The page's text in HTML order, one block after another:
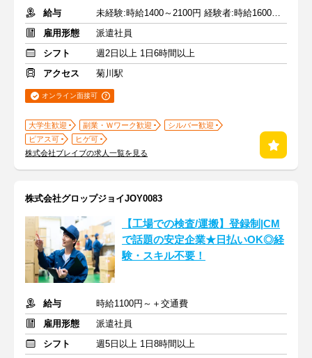
給与
未経験:時給1400～2100円 経験者:時給1600～2400円+交通費全額
雇用形態
派遣社員
シフト
週2日以上 1日6時間以上
アクセス
菊川駅
オンライン面接可
大学生歓迎 副業・Ｗワーク歓迎
シルバー歓迎
ピアス可
ヒゲ可
株式会社ブレイブの求人一覧を見る
株式会社グロップジョイJOY0083
【工場での検査/運搬】登録制|CM
で話題の安定企業★日払いOK◎経
験・スキル不要！
給与
時給1100円～＋交通費
雇用形態
派遣社員
シフト
週5日以上 1日8時間以上